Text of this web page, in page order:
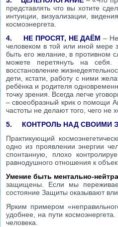
представлять что вы хотите
интуиции, визуализации,
космоэнергета.
4. НЕ ПРОСЯТ, НЕ ДАЁМ–
человеком в той или иной мере
быть его желание, в противном
можете перетянуть на себя.
восстановление
дети, кстати, работу с ними
ребёнка и родителя
точку зрения. Всегда легче
– своеобразный крик о помощи
частоты не делают того, чего не
5. КОНТРОЛЬ НАД СВОИМИ
Практикующий
одно из проявлении энергии
спонтанную, плохо
равнодушного отношения к
Умение быть ментально-
защищены. Если мы
состояние Защиты оказывают
Ярким примером
удобнее, на пути
человека.